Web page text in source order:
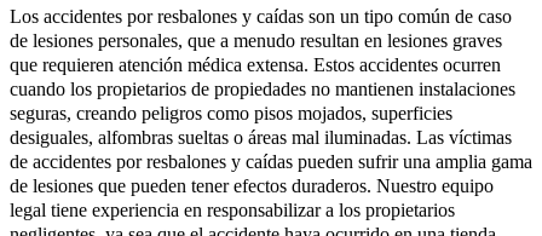
Los accidentes por resbalones y caídas son un tipo común de caso
de lesiones personales, que a menudo resultan en lesiones graves
que requieren atención médica extensa. Estos accidentes ocurren
cuando los propietarios de propiedades no mantienen instalaciones
seguras, creando peligros como pisos mojados, superficies
desiguales, alfombras sueltas o áreas mal iluminadas. Las víctimas
de accidentes por resbalones y caídas pueden sufrir una amplia gama
de lesiones que pueden tener efectos duraderos. Nuestro equipo
legal tiene experiencia en responsabilizar a los propietarios